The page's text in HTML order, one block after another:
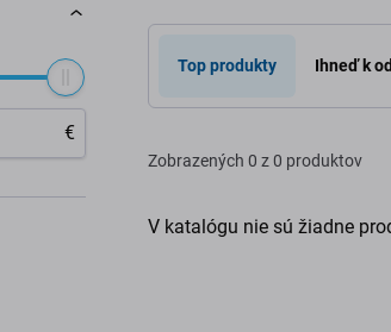
€
Top produkty Ihneď k
Zobrazených 0 z 0 produktov
V katalógu nie sú žiadne